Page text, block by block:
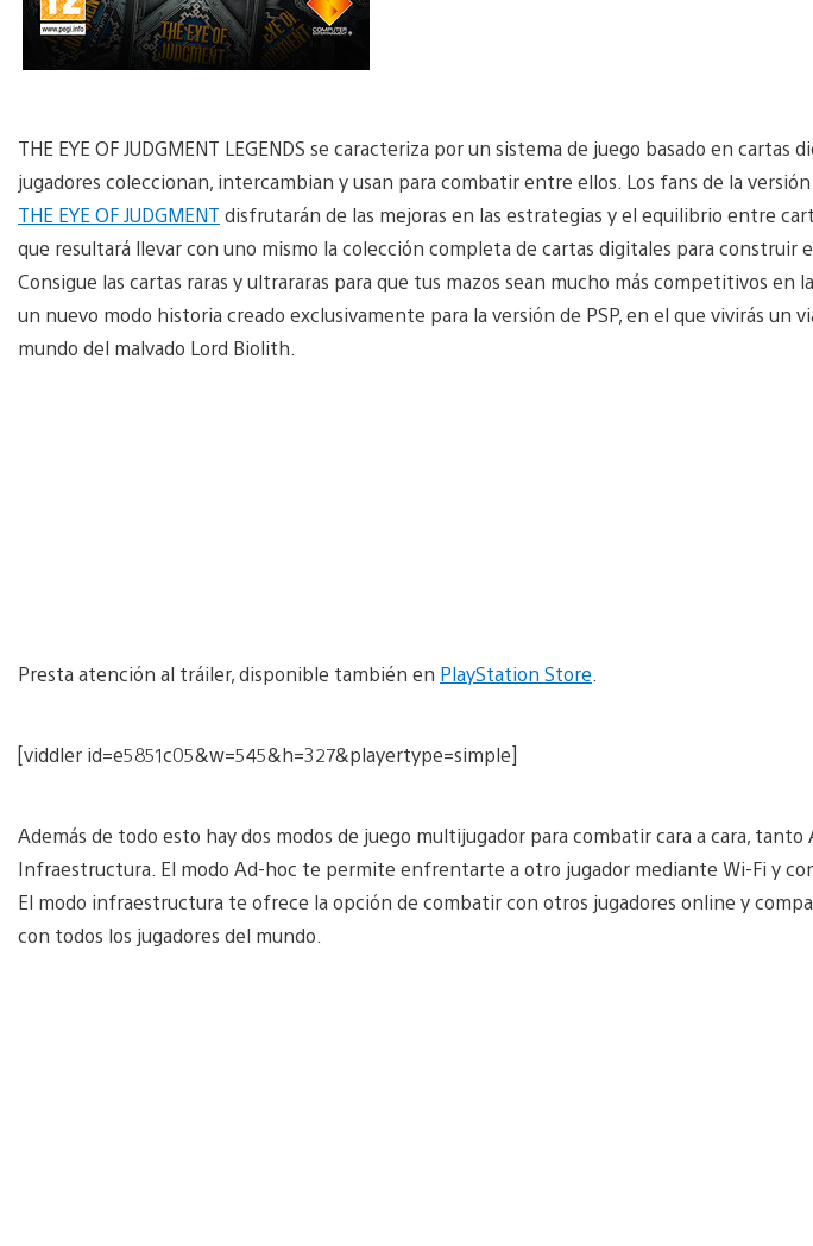
THE EYE OF JUDGMENT LEGENDS se caracteriza por un sistema de juego basado en cartas
jugadores coleccionan, intercambian y usan para combatir entre ellos. Los fans de la
THE EYE OF JUDGMENT disfrutarán de las mejoras en las estrategias y el equilibrio entre
que resultará llevar con uno mismo la colección completa de cartas digitales para construir
Consigue las cartas raras y ultrararas para que tus mazos sean mucho más competitivos en
un nuevo modo historia creado exclusivamente para la versión de PSP, en el que vivirás un
mundo del malvado Lord Biolith.
Presta atención al tráiler, disponible también en PlayStation Store
[viddler id=e5851c05&w=545&h=327&playertype=simple]
Además de todo esto hay dos modos de juego multijugador para combatir cara a cara, tanto
Infraestructura. El modo Ad-hoc te permite enfrentarte a otro jugador mediante Wi-Fi y
El modo infraestructura te ofrece la opción de combatir con otros jugadores online y
con todos los jugadores del mundo.